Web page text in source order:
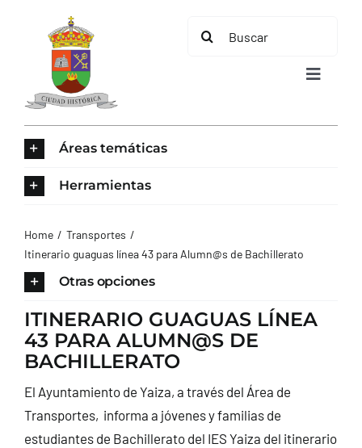
contenido
Buscar:
Toggle
AYUNTAMIENTO
TURISMO
CONTACTO
Áreas temáticas
Herramientas
Home
Transportes
Itinerario guaguas línea 43 para Alumn@s de Bachillerato
Otras opciones
ITINERARIO GUAGUAS LÍNEA
43 PARA ALUMN@S DE
BACHILLERATO
El Ayuntamiento de Yaiza, a través del Área de
Transportes, informa a jóvenes y familias de
estudiantes de Bachillerato del IES Yaiza del itinerario